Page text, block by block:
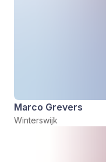
Marco Grevers
Winterswijk